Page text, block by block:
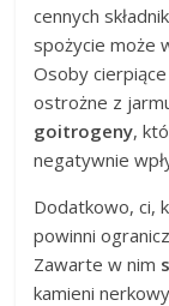
cennych
spożycie może
Osoby
ostrożne z
goitrogeny,
negatywnie
Dodatkowo, ci,
powinni
Zawarte w nim
kamieni